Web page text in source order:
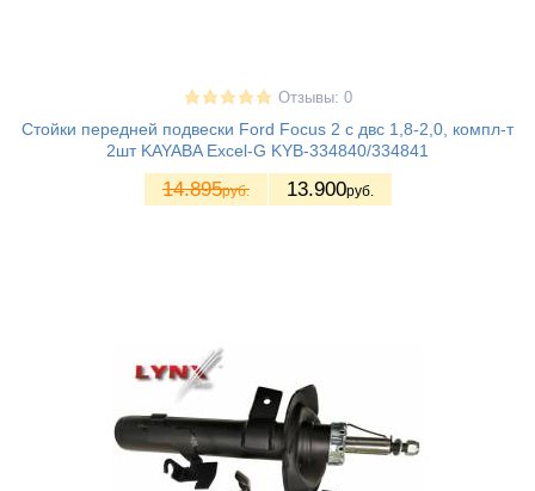
Отзывы: 0
Стойки передней подвески Ford Focus 2 с двс 1,8-2,0, компл-т
2шт KAYABA Excel-G KYB-334840/334841
14.895руб. 13.900руб.